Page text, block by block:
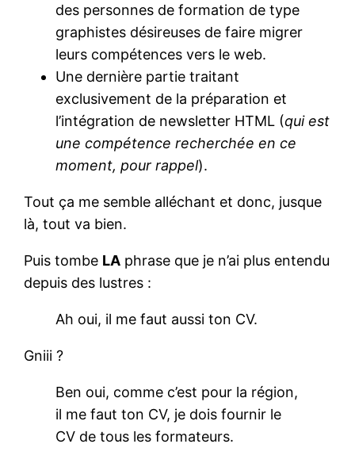
des personnes de formation de type
graphistes désireuses de faire migrer
leurs compétences vers le web.
Une dernière partie traitant
exclusivement de la préparation et
l’intégration de newsletter HTML (qui est
une compétence recherchée en ce
moment, pour rappel).
Tout ça me semble alléchant et donc, jusque
là, tout va bien.
Puis tombe LA phrase que je n’ai plus entendu
depuis des lustres :
Ah oui, il me faut aussi ton CV.
Gniii ?
Ben oui, comme c’est pour la région,
il me faut ton CV, je dois fournir le
CV de tous les formateurs.